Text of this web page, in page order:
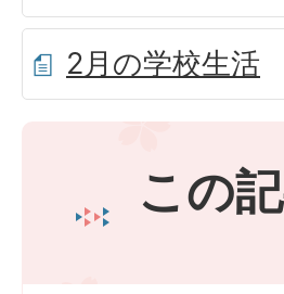
2月の学校生活
この